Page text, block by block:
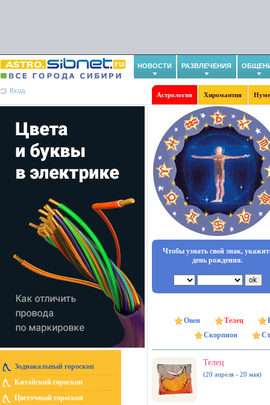
НОВОСТИ РАЗВЛЕЧЕНИЯ
Вход
Астрология Хиромантия
Зодиакальный гороскоп
Китайский гороскоп
Цветочный гороскоп
Чтобы узнать свой знак,
день рождения.
Овен Телец
Скорпион
Телец
(20 апреля - 20 мая)